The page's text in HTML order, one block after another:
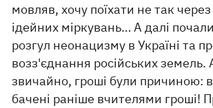
мовляв, хочу поїхати не так через
ідейних міркувань… А далі
розгул неонацизму в Україні та
возз'єднання російських земель.
звичайно, гроші були причиною:
бачені раніше вчителями гроші!